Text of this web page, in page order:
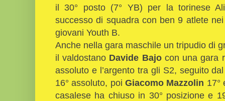
il 30° posto (7° YB) per la torinese
successo di squadra con ben 9 atlete
giovani Youth B.
Anche nella gara maschile un tripudio di
il valdostano Davide Bajo con una gara
assoluto e l’argento tra gli S2, seguito
16° assoluto, poi Giacomo Mazzolin 17°
casalese ha chiuso in 30° posizione e